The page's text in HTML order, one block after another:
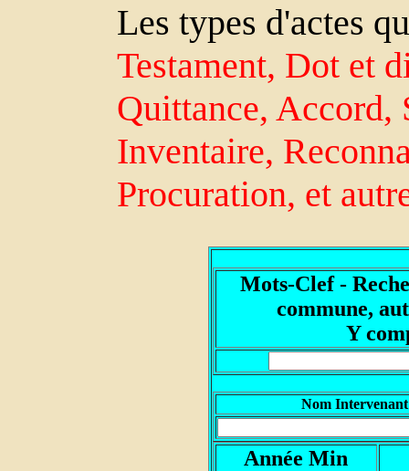
Les types d'actes
Testament, Dot et
Quittance, Accord,
Inventaire,
Procuration, et
Mots-Clef -
commune,
Y
Nom
Année Min